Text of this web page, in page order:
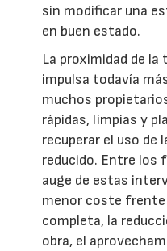
sin modificar una
en buen estado.
La proximidad de
impulsa todavía
muchos
rápidas, limpias y
recuperar el uso de
reducido. Entre los
auge de estas
menor coste frente
completa, la
obra, el